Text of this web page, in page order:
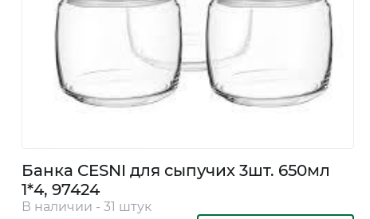
Банка CESNI для сыпучих 3шт. 650мл
1*4, 97424
В наличии - 31 штук